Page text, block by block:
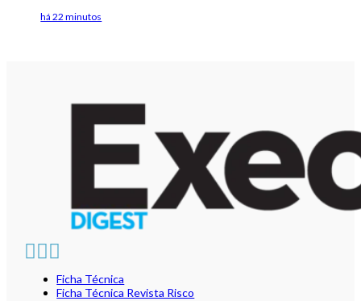
há 22 minutos
Ficha Técnica
Ficha Técnica Revista Risco